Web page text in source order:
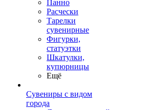
Панно
Расчески
Тарелки
сувенирные
Фигурки,
статуэтки
Шкатулки,
купюрницы
Ещё
Сувениры с видом
города